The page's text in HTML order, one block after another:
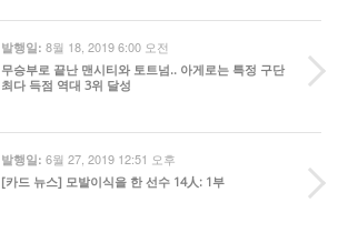
발행일: 8월 18, 2019 6:00 오전
무승부로 끝난 맨시티와 토트넘.. 아게로는 특정 구단
최다 득점 역대 3위 달성
발행일: 6월 27, 2019 12:51 오후
[카드 뉴스] 모발이식을 한 선수 14人: 1부